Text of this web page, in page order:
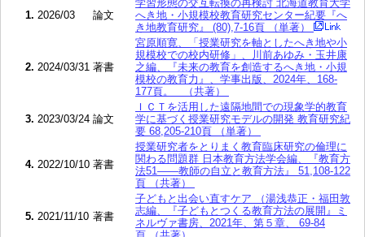
1. 2026/03 論文
学習形態の交互転換の再検討 北海道教育大学
へき地・小規模校教育研究センター紀要『へ
き地教育研究』 (80),7-16頁 （単著）
2. 2024/03/31 著書
宮原順寛、「授業研究を軸としたへき地や小
規模校での校内研修」、川前あゆみ・玉井康
之編、『未来の教育を創造するへき地・小規
模校の教育力』、学事出版、2024年、168-
177頁。 （共著）
3. 2023/03/24 論文
ＩＣＴを活用した遠隔地間での現象学的教育
学に基づく授業研究モデルの開発 教育研究紀
要 68,205-210頁 （単著）
4. 2022/10/10 著書
授業研究者をとりまく教育臨床研究の倫理に
関わる問題群 日本教育方法学会編、『教育方
法51――教師の自立と教育方法』 51,108-122
頁 （共著）
5. 2021/11/10 著書
子どもと出会い直すケア （湯浅恭正・福田敦
志編、『子どもとつくる教育方法の展開』ミ
ネルヴァ書房、2021年、第５章、 69-84